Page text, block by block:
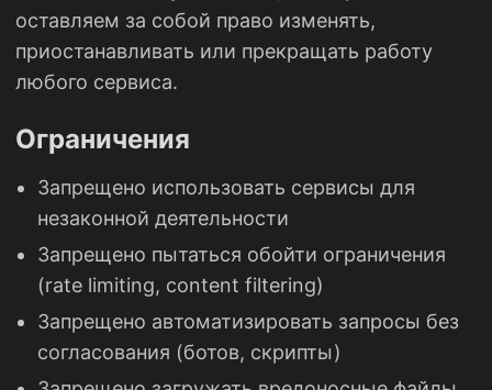
оставляем за собой право изменять,
приостанавливать или прекращать работу
любого сервиса.
Ограничения
Запрещено использовать сервисы для
незаконной деятельности
Запрещено пытаться обойти ограничения
(rate limiting, content filtering)
Запрещено автоматизировать запросы без
согласования (ботов, скрипты)